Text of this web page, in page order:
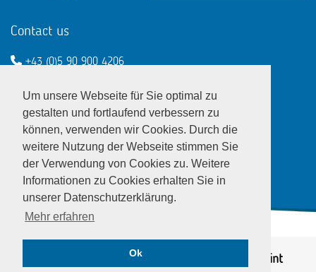
Um unsere Webseite für Sie optimal zu
gestalten und fortlaufend verbessern zu
können, verwenden wir Cookies. Durch die
weitere Nutzung der Webseite stimmen Sie
der Verwendung von Cookies zu. Weitere
Informationen zu Cookies erhalten Sie in
unserer Datenschutzerklärung.
Mehr erfahren
Ok
Contact us
+43 (0)5 90 900 4206
Enterprise Europe Network - EU
LinkedInTwitterYoutubeFacebook
© EEN Austria 2026 Imprint